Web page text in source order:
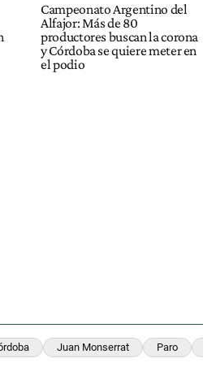
Campeonato Argentino del
Alfajor: Más de 80
productores buscan la corona
y Córdoba se quiere meter en
el podio
Juan Monserrat Paro